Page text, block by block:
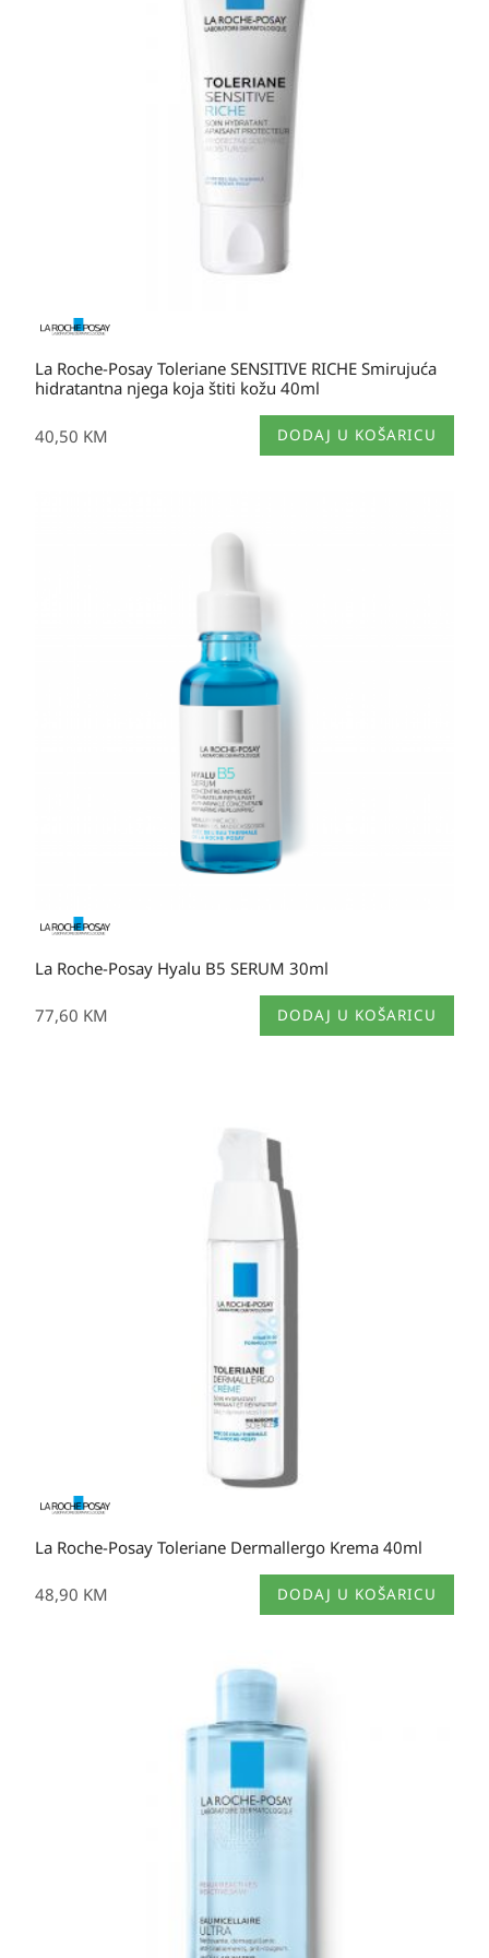
La Roche-Posay Toleriane SENSITIVE RICHE Smirujuća
hidratantna njega koja štiti kožu 40ml
40,50 KM DODAJ U KOŠARICU
La Roche-Posay Hyalu B5 SERUM 30ml
77,60 KM DODAJ U KOŠARICU
La Roche-Posay Toleriane Dermallergo Krema 40ml
48,90 KM DODAJ U KOŠARICU